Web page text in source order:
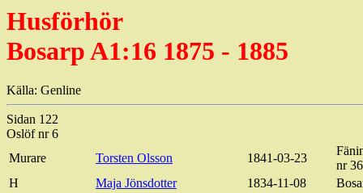
Husförhör
Bosarp A1:16 1875 - 1885
Källa: Genline
Sidan 122
Oslöf nr 6
Murare
Torsten Olsson 1841-03-23
nr 36
H
Maja Jönsdotter 1834-11-08